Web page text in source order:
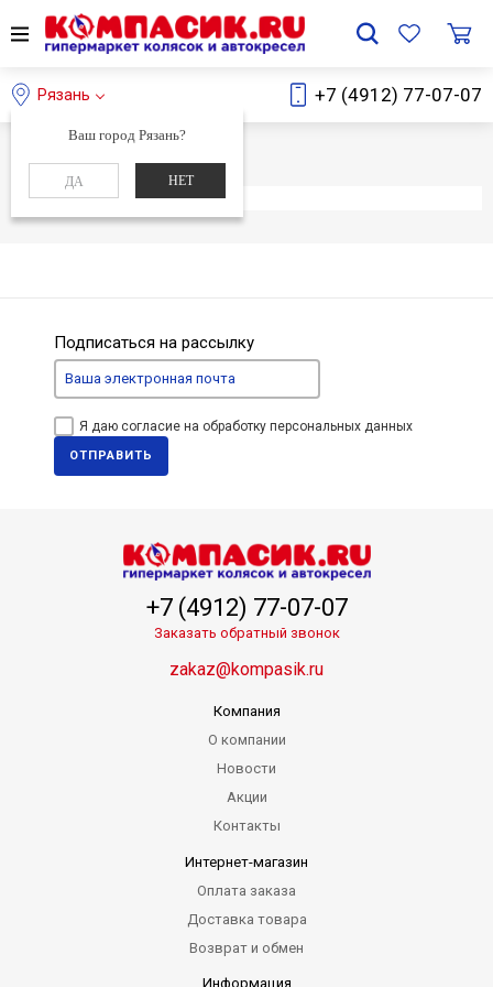
Рязань
Ваш город Рязань?
ДА НЕТ
+7 (4912) 77-07-07
Главная Каталог
Элемент не найден
Подписаться на рассылку
Я даю согласие на обработку персональных данных
ОТПРАВИТЬ
+7 (4912) 77-07-07
Заказать обратный звонок
zakaz@kompasik.ru
Компания
О компании
Новости
Акции
Контакты
Интернет-магазин
Оплата заказа
Доставка товара
Возврат и обмен
Информация